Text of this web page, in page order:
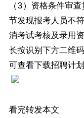
（3）资格条件审
节发现报考人员不
消考试考核及录用资
长按识别下方二维码
可查看下载招聘计
看完转发本文